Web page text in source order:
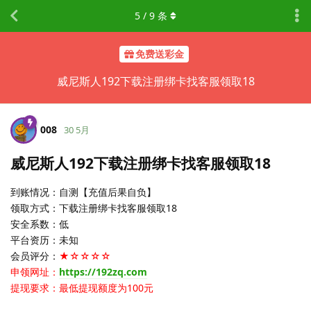
免费送彩金
威尼斯人192下载注册绑卡找客服领取18
5 / 9 条
008 30 5月
威尼斯人192下载注册绑卡找客服领取18
到账情况：自测【充值后果自负】
领取方式：下载注册绑卡找客服领取18
安全系数：低
平台资历：未知
会员评分： ★☆☆☆☆
申领网址： https://192zq.com
提现要求：最低提现额度为100元